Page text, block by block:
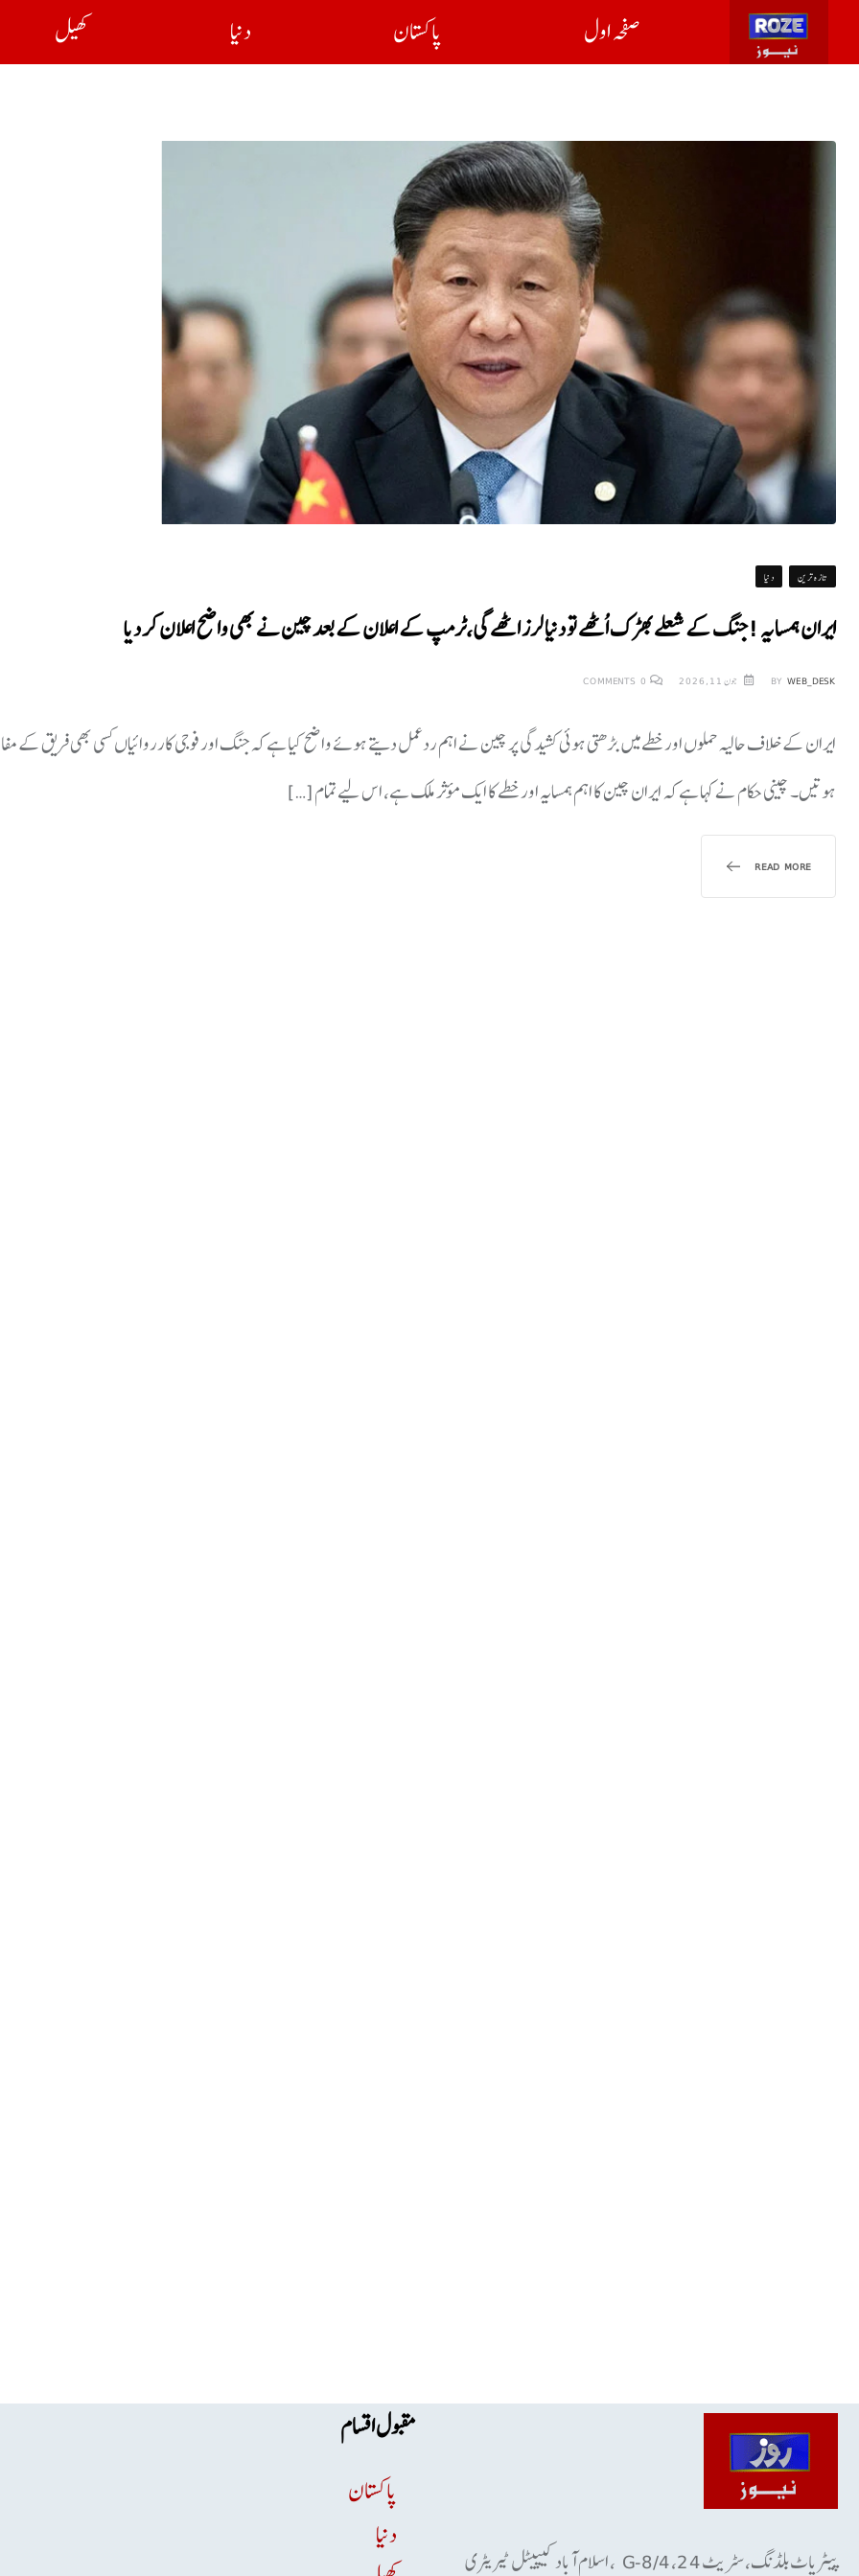
صفحہ اول پاکستان دنیا کھیل
تازہ ترین دنیا
ایران ہمسایہ ! جنگ کے شعلے بھڑک اُٹھے تو دنیا لرز اٹھے گی،ٹرمپ کے اعلان کے بعد چین نے بھی واضح اعلان کر دیا
BY WEB_DESK جون 11, 2026 0
ایران کے خلاف حالیہ حملوں اور خطے میں بڑھتی ہوئی کشیدگی پر چین نے اہم ردعمل دیتے ہوئے واضح کیا ہے کہ جنگ اور فوجی کارروائیاں کسی بھی فریق کے
ہوتیں۔ چینی حکام نے کہا ہے کہ ایران چین کا اہم ہمسایہ اور خطے کا ایک مؤثر ملک ہے، اس لیے تمام […]
READ MORE
پیٹریاٹ بلڈنگ، سٹریٹ 24، G-8/4 ، اسلام آباد کیپیٹل ٹیریٹری
مقبول اقسام
پاکستان
دنیا